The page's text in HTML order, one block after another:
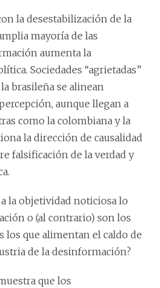
la desestabilización de la
mayoría de las
aumenta la
Sociedades “agrietadas”
brasileña se alinean
aunque llegan a
como la colombiana y la
la dirección de causalidad
falsificación de la verdad y
a la objetividad noticiosa lo
o (al contrario) son los
los que alimentan el caldo de
de la desinformación?
que los